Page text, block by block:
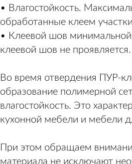
• Влагостойкость.
обработанные клеем
• Клеевой шов
клеевой шов не проявляется.
Во время отвердения ПУР-
образование полимерной
влагостойкость. Это
кухонной мебели и мебели
При этом обращаем
материала не исключают